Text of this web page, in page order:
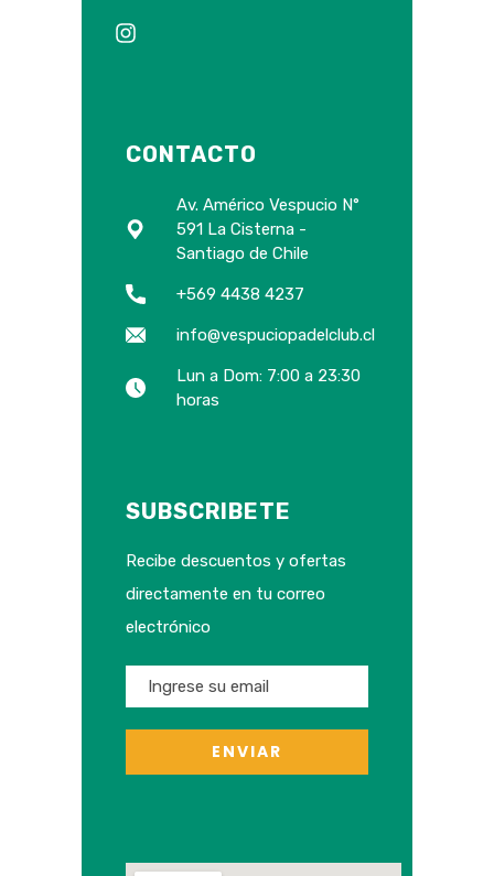
CONTACTO
Av. Américo Vespucio N°
591 La Cisterna -
Santiago de Chile
+569 4438 4237
info@vespuciopadelclub.cl
Lun a Dom: 7:00 a 23:30
horas
SUBSCRIBETE
Recibe descuentos y ofertas
directamente en tu correo
electrónico